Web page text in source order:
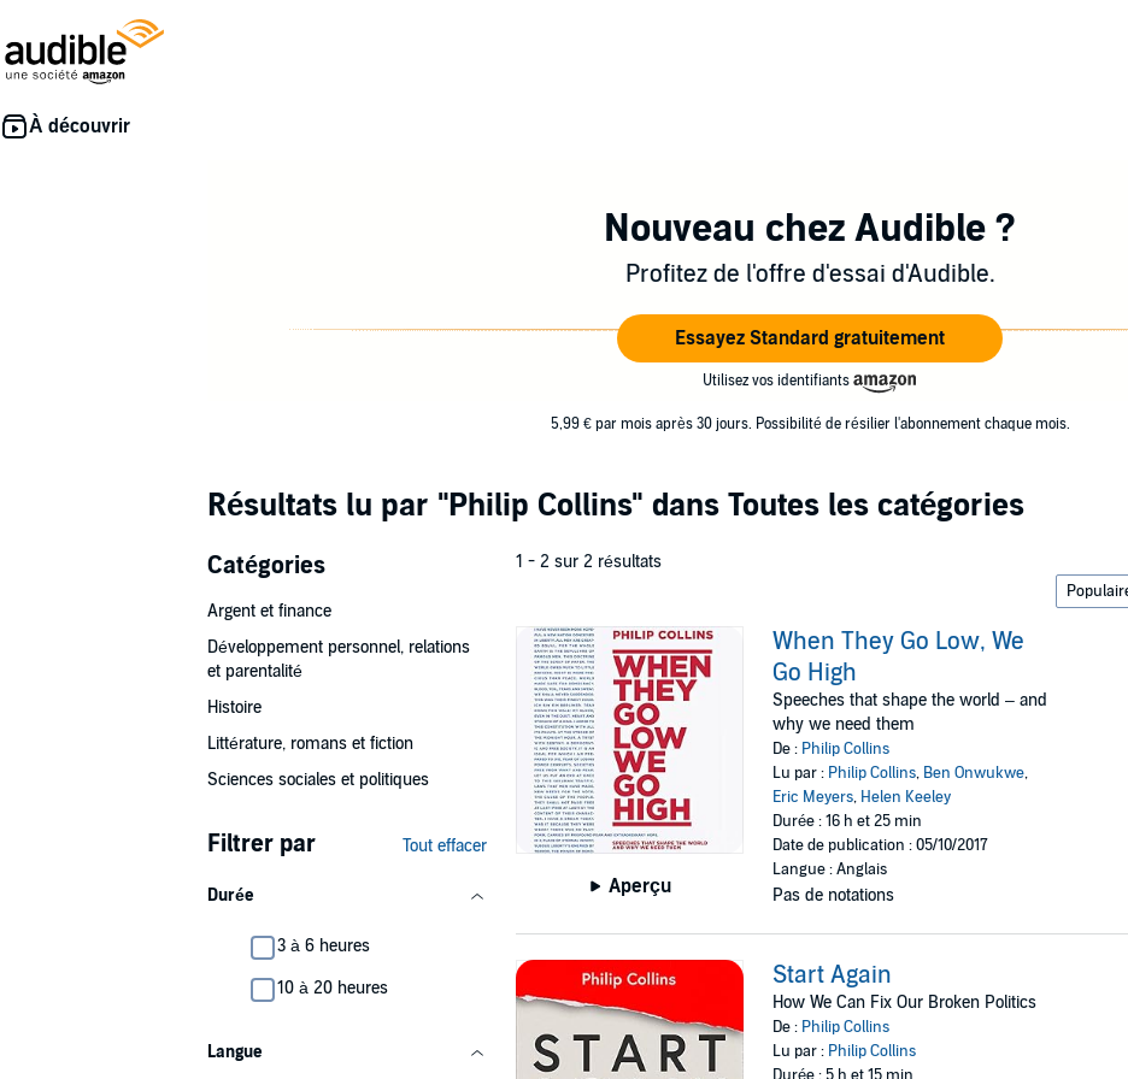
Nouveau chez Audible ?
Profitez de l'offre d'essai d'Audible.
Essayez Standard gratuitement
Utilisez vos identifiants
5,99 € par mois après 30 jours. Possibilité de résilier l'abonnement chaque mois.
Résultats lu par "Philip Collins" dans Toutes les catégories
Catégories
Argent et finance
Développement personnel, relations
et parentalité
Histoire
Littérature, romans et fiction
Sciences sociales et politiques
Filtrer par Tout effacer
Durée
3 à 6 heures
10 à 20 heures
Langue
1 - 2 sur 2 résultats
Aperçu
When They Go Low, We
Go High
Speeches that shape the world – and
why we need them
De : Philip Collins
Lu par : Philip Collins, Ben Onwukwe,
Eric Meyers, Helen Keeley
Durée : 16 h et 25 min
Date de publication : 05/10/2017
Langue : Anglais
Pas de notations
Start Again
How We Can Fix Our Broken Politics
De : Philip Collins
Lu par : Philip Collins